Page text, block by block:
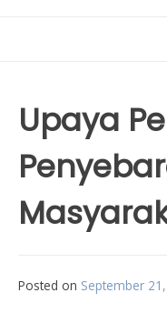
Upaya
Posted on September